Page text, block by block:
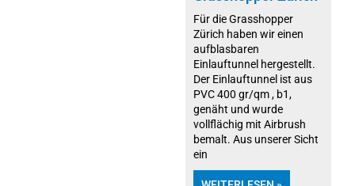
Für die Grasshopper
Zürich haben wir einen
aufblasbaren
Einlauftunnel hergestellt.
Der Einlauftunnel ist aus
PVC 400 gr/qm , b1,
genäht und wurde
vollflächig mit Airbrush
bemalt. Aus unserer Sicht
ein